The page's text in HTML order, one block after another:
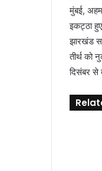
मुंबई,
इकट्ठा
झारखंड
तीर्थ को
दिसंबर से